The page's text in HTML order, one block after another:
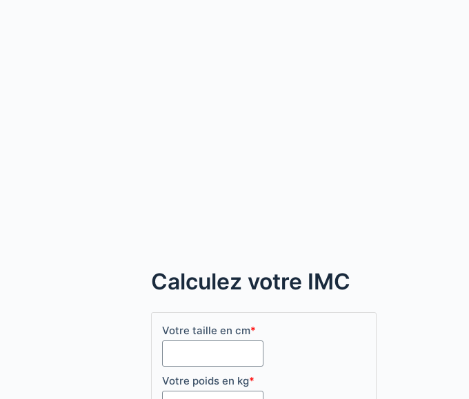
Calculez votre IMC
Votre taille en cm*
Votre poids en kg*